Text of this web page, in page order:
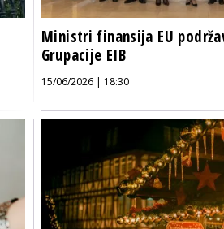
Ministri finansija EU
Grupacije EIB
15/06/2026 | 18:30